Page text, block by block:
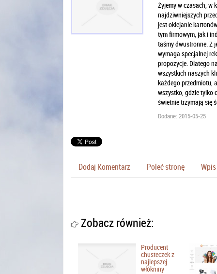
Żyjemy w czasach, w
najdziwniejszych
jest oklejanie
tym firmowym, jak i
taśmy dwustronne. Z
wymaga specjalnej
propozycje. Dlatego
wszystkich naszych
każdego przedmiotu,
wszystko, gdzie tylko
świetnie trzymają się
Dodane: 2015-05-25
Dodaj Komentarz Poleć stronę
Zobacz również:
Producent
chusteczek z
najlepszej
włókniny